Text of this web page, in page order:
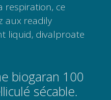
respiration, ce
aux readily
liquid, divalproate
biogaran 100
sécable.